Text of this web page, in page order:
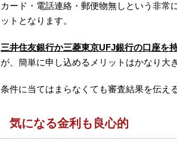
カード・電話連絡・郵便物無しという非常
ットとなります。
三井住友銀行か三菱東京UFJ銀行の口座を
が、簡単に申し込めるメリットはかなり大
条件に当てはまらなくても審査結果を伝え
気になる金利も良心的